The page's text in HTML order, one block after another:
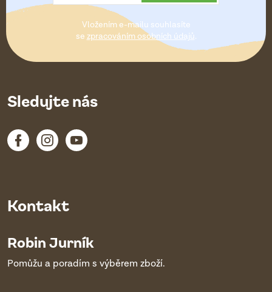
t
Vložením e-mailu souhlasíte
se zpracováním osobních údajů.
Kontakt
Robin Jurník
Pomůžu a poradím s výběrem zboží.
Sledujte nás